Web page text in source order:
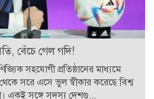
বেঁচে গেল গদি!
সহযোগী প্রতিষ্ঠানের মাধ্যমে
সরে এসে ভুল স্বীকার করেছে বিশ্ব
একই সঙ্গে সদস্য দেশগু...